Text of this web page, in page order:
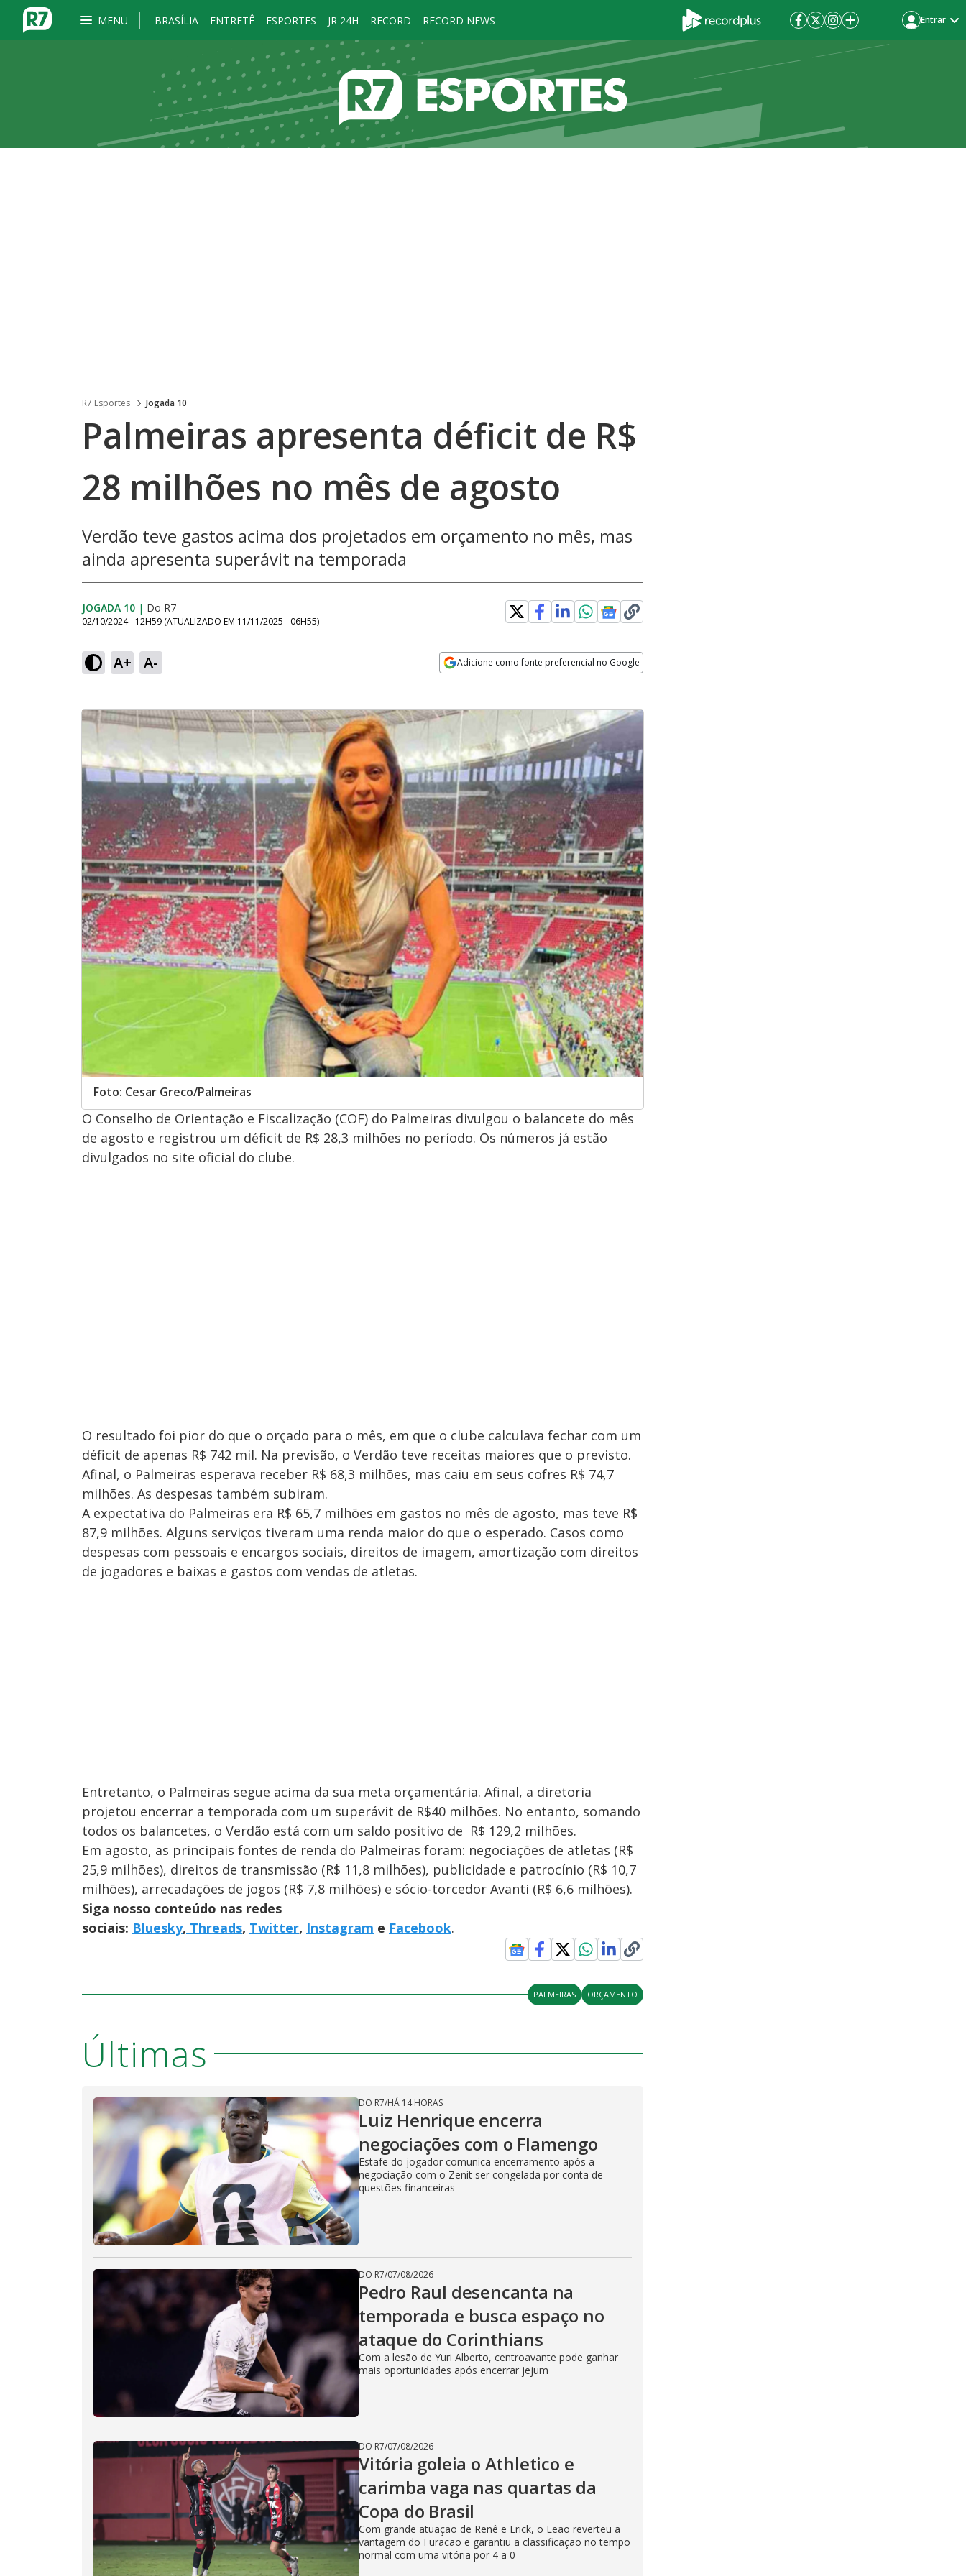
MENU BRASÍLIA ENTRETÊ ESPORTES JR 24H RECORD RECORD NEWS Entrar
R7 Esportes Jogada 10
Palmeiras apresenta déficit de R$
28 milhões no mês de agosto
Verdão teve gastos acima dos projetados em orçamento no mês, mas
ainda apresenta superávit na temporada
JOGADA 10 | Do R7
02/10/2024 - 12H59 (ATUALIZADO EM 11/11/2025 - 06H55)
A+ A- Adicione como fonte preferencial no Google
Foto: Cesar Greco/Palmeiras
O Conselho de Orientação e Fiscalização (COF) do Palmeiras divulgou o balancete do mês
de agosto e registrou um déficit de R$ 28,3 milhões no período. Os números já estão
divulgados no site oficial do clube.
O resultado foi pior do que o orçado para o mês, em que o clube calculava fechar com um
déficit de apenas R$ 742 mil. Na previsão, o Verdão teve receitas maiores que o previsto.
Afinal, o Palmeiras esperava receber R$ 68,3 milhões, mas caiu em seus cofres R$ 74,7
milhões. As despesas também subiram.
A expectativa do Palmeiras era R$ 65,7 milhões em gastos no mês de agosto, mas teve R$
87,9 milhões. Alguns serviços tiveram uma renda maior do que o esperado. Casos como
despesas com pessoais e encargos sociais, direitos de imagem, amortização com direitos
de jogadores e baixas e gastos com vendas de atletas.
Entretanto, o Palmeiras segue acima da sua meta orçamentária. Afinal, a diretoria
projetou encerrar a temporada com um superávit de R$40 milhões. No entanto, somando
todos os balancetes, o Verdão está com um saldo positivo de R$ 129,2 milhões.
Em agosto, as principais fontes de renda do Palmeiras foram: negociações de atletas (R$
25,9 milhões), direitos de transmissão (R$ 11,8 milhões), publicidade e patrocínio (R$ 10,7
milhões), arrecadações de jogos (R$ 7,8 milhões) e sócio-torcedor Avanti (R$ 6,6 milhões).
Siga nosso conteúdo nas redes
sociais: Bluesky, Threads, Twitter, Instagram e Facebook.
PALMEIRAS ORÇAMENTO
Últimas
DO R7/HÁ 14 HORAS
Luiz Henrique encerra
negociações com o Flamengo
Estafe do jogador comunica encerramento após a
negociação com o Zenit ser congelada por conta de
questões financeiras
DO R7/07/08/2026
Pedro Raul desencanta na
temporada e busca espaço no
ataque do Corinthians
Com a lesão de Yuri Alberto, centroavante pode ganhar
mais oportunidades após encerrar jejum
DO R7/07/08/2026
Vitória goleia o Athletico e
carimba vaga nas quartas da
Copa do Brasil
Com grande atuação de Renê e Erick, o Leão reverteu a
vantagem do Furacão e garantiu a classificação no tempo
normal com uma vitória por 4 a 0